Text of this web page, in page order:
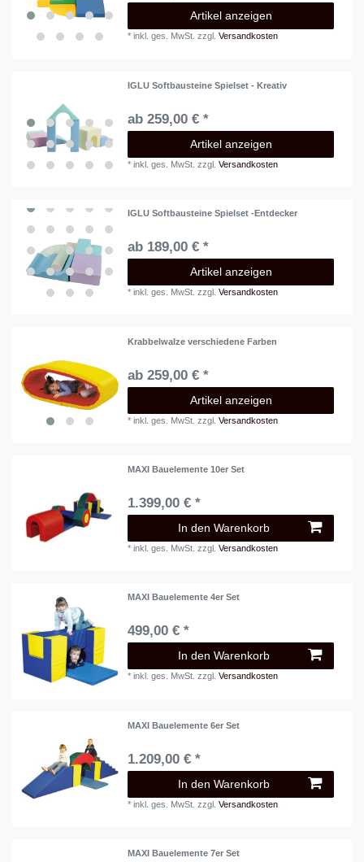
Artikel anzeigen
*inkl. ges. MwSt. zzgl.Versandkosten
IGLU Softbausteine Spielset - Kreativ
ab 259,00 € *
Artikel anzeigen
*inkl. ges. MwSt. zzgl.Versandkosten
IGLU Softbausteine Spielset -Entdecker
ab 189,00 € *
Artikel anzeigen
*inkl. ges. MwSt. zzgl.Versandkosten
Krabbelwalze verschiedene Farben
ab 259,00 € *
Artikel anzeigen
*inkl. ges. MwSt. zzgl.Versandkosten
MAXI Bauelemente 10er Set
1.399,00 € *
In den Warenkorb
*inkl. ges. MwSt. zzgl.Versandkosten
MAXI Bauelemente 4er Set
499,00 € *
In den Warenkorb
*inkl. ges. MwSt. zzgl.Versandkosten
MAXI Bauelemente 6er Set
1.209,00 € *
In den Warenkorb
*inkl. ges. MwSt. zzgl.Versandkosten
MAXI Bauelemente 7er Set